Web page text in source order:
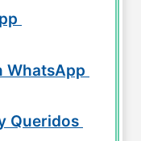
WhatsApp
Queridos